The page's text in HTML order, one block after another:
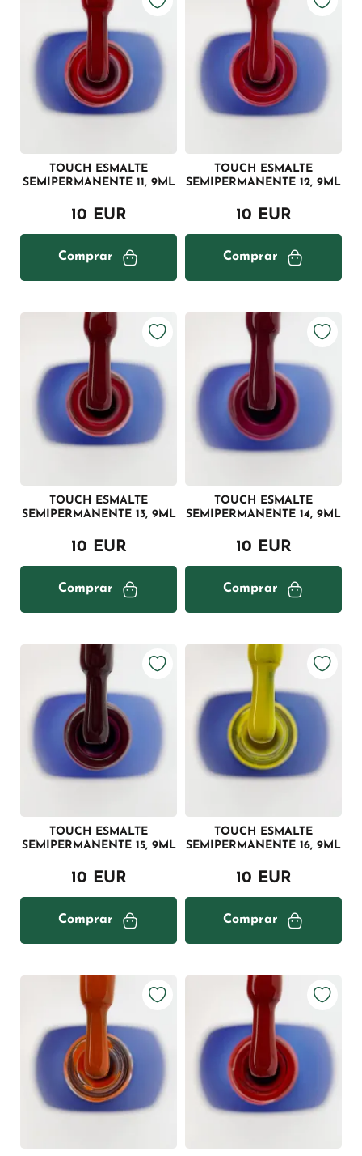
TOUCH ESMALTE
SEMIPERMANENTE 11, 9ML
10 EUR
Comprar
TOUCH ESMALTE
SEMIPERMANENTE 12, 9ML
10 EUR
Comprar
TOUCH ESMALTE
SEMIPERMANENTE 13, 9ML
10 EUR
Comprar
TOUCH ESMALTE
SEMIPERMANENTE 14, 9ML
10 EUR
Comprar
TOUCH ESMALTE
SEMIPERMANENTE 15, 9ML
10 EUR
Comprar
TOUCH ESMALTE
SEMIPERMANENTE 16, 9ML
10 EUR
Comprar